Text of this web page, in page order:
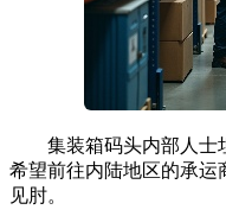
集装箱码头内部人士
希望前往内陆地区的承运
见肘。